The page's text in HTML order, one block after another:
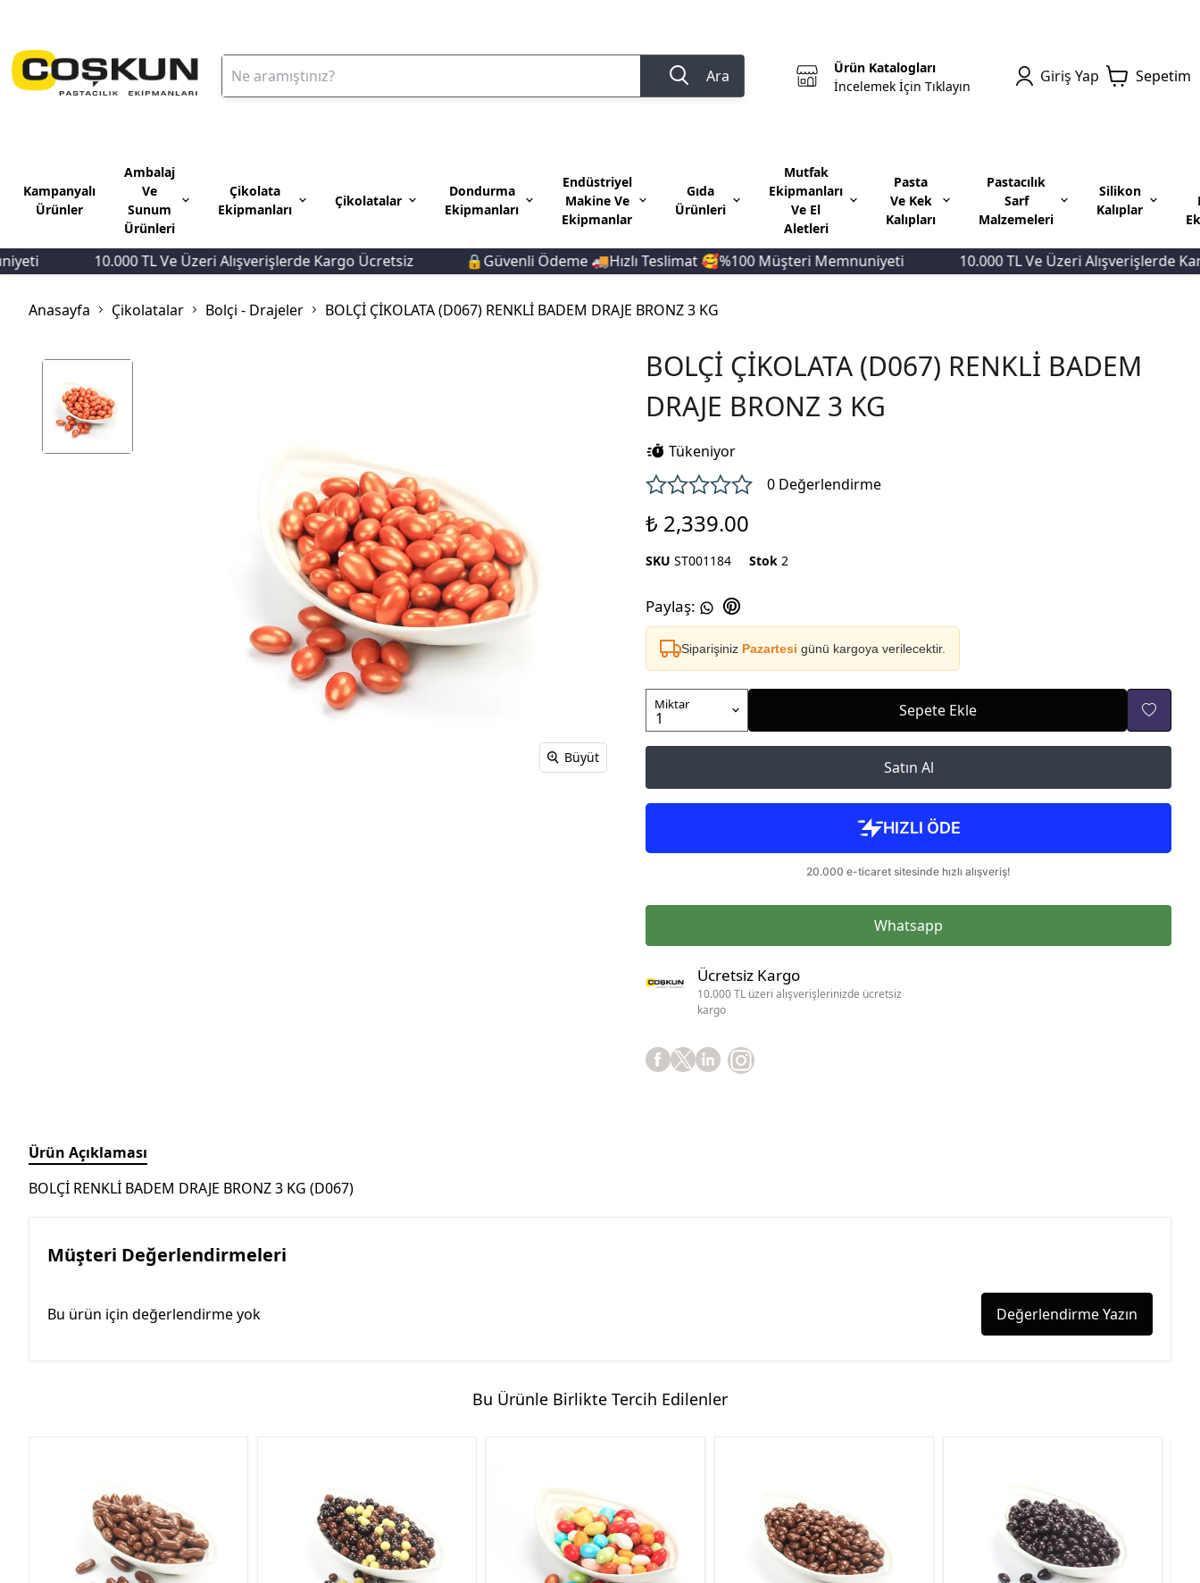
Ara
Ürün Katalogları
İncelemek İçin Tıklayın
Giriş Yap Sepetim
Kampanyalı
Ürünler
Ambalaj
Ve
Sunum
Ürünleri
Çikolata
Ekipmanları
Çikolatalar
Dondurma
Ekipmanları
Endüstriyel
Makine Ve
Ekipmanlar
Gıda
Ürünleri
Mutfak
Ekipmanları
Ve El
Aletleri
Pasta
Ve Kek
Kalıpları
Pastacılık
Sarf
Malzemeleri
Silikon
Kalıplar
10.000 TL Ve Üzeri Alışverişlerde Kargo Ücretsiz 🔒Güvenli Ödeme 🚚Hızlı Teslimat 🥰%100 Müşteri Memnuniyeti 10.000 TL Ve Üzeri Alışverişlerde
Anasayfa Çikolatalar Bolçi - Drajeler BOLÇİ ÇİKOLATA (D067) RENKLİ BADEM DRAJE BRONZ 3 KG
Büyüt
BOLÇİ ÇİKOLATA (D067) RENKLİ BADEM
DRAJE BRONZ 3 KG
Tükeniyor
0 Değerlendirme
₺ 2,339.00
SKU ST001184 Stok 2
Paylaş:
Siparişiniz Pazartesi günü kargoya verilecektir.
Miktar Sepete Ekle
Satın Al
Whatsapp
Ücretsiz Kargo
10.000 TL üzeri alışverişlerinizde ücretsiz
kargo
Ürün Açıklaması
BOLÇİ RENKLİ BADEM DRAJE BRONZ 3 KG (D067)
Müşteri Değerlendirmeleri
Bu ürün için değerlendirme yok Değerlendirme Yazın
Bu Ürünle Birlikte Tercih Edilenler